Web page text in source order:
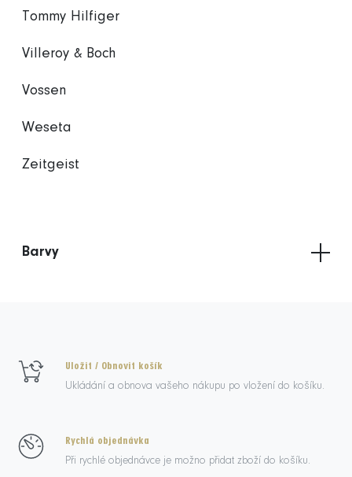
Tommy Hilfiger
Villeroy & Boch
Vossen
Weseta
Zeitgeist
Barvy
Uložit / Obnovit košík
Ukládání a obnova vašeho nákupu po vložení do košíku.
Rychlá objednávka
Při rychlé objednávce je možno přidat zboží do košíku.